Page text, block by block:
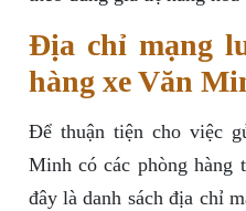
Địa chỉ mạng
hàng xe Văn
Để thuận tiện cho việc
Minh có các phòng hàng
đây là danh sách địa chỉ